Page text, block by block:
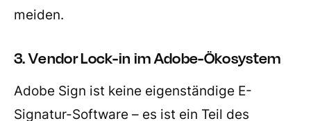
meiden.
3. Vendor Lock-in im Adobe-Ökosystem
Adobe Sign ist keine eigenständige E-
Signatur-Software – es ist ein Teil des